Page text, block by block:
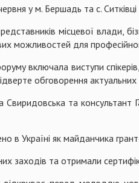
у м. Бершадь та с.
місцевої влади,
можливостей для
включала виступи
обговорення актуальних
та консультант
в Україні як майданчика
заходів та отримали